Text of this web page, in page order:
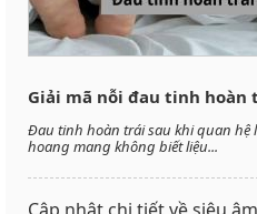
Giải mã nỗi đau tinh hoàn
Đau tinh hoàn trái sau khi quan hệ
hoang mang không biết liệu...